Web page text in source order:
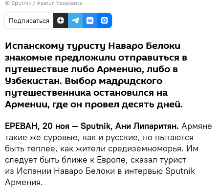
© Sputnik / Asatur Yesayants
Подписаться
Испанскому туристу Наваро Белоки
знакомые предложили отправиться в
путешествие либо Армению, либо в
Узбекистан. Выбор мадридского
путешественника остановился на
Армении, где он провел десять дней.
ЕРЕВАН, 20 ноя — Sputnik, Ани Липаритян. Армяне
такие же суровые, как и русские, но пытаются
быть теплее, как жители средиземноморья. Им
следует быть ближе к Европе, сказал турист
из Испании Наваро Белоки в интервью Sputnik
Армения.